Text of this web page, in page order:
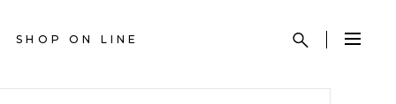
SHOP ON LINE